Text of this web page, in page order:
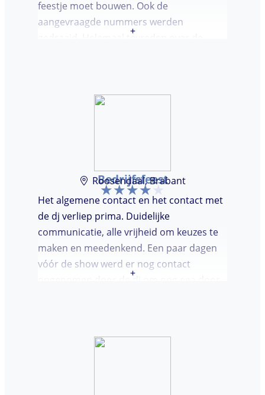
feestje moet bouwen. Ook de
aangevraagde nummers werden
gedraaid. Helemaal tevreden over de
+
Bedrijfsfeest
Roosendaal, Brabant
Het algemene contact en het contact met
de dj verliep prima. Duidelijke
communicatie, alle vrijheid om keuzes te
maken en meedenkend. Een paar dagen
vóór de show werd er nog contact
opgenomen door de dj om nog eea door
wel invloed op de bezetting van de
+